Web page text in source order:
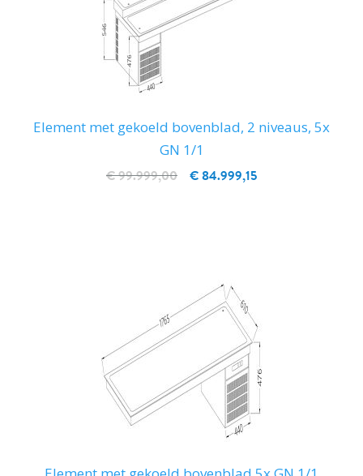
Element met gekoeld bovenblad, 2 niveaus, 5x
GN 1/1
€ 84.999,15
€ 99.999,00